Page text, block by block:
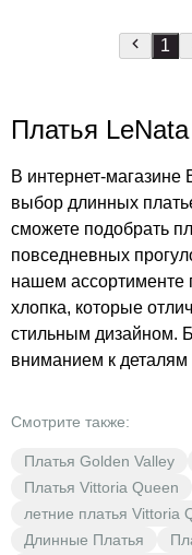
1
Платья
В интернет-
выбор длинных
сможете подобрать
повседневных
нашем ассортименте
хлопка, которые
стильным дизайном.
вниманием к
вас удивят —
— ваша выгода, наша
Смотрите также:
Платья Golden Valley
Платья Vittoria Queen
летние платья Vittoria
Длинные Платья